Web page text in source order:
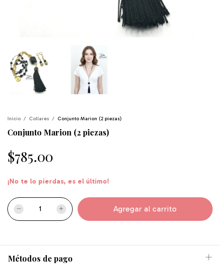
Inicio / Collares / Conjunto Marion (2 piezas)
Conjunto Marion (2 piezas)
$785.00
¡No te lo pierdas, es el último!
Métodos de pago